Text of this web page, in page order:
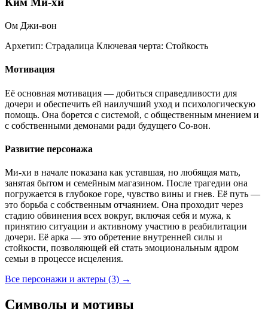
Ом Джи-вон
Архетип: Страдалица Ключевая черта: Стойкость
Мотивация
Её основная мотивация — добиться справедливости для
дочери и обеспечить ей наилучший уход и психологическую
помощь. Она борется с системой, с общественным мнением и
с собственными демонами ради будущего Со-вон.
Развитие персонажа
Ми-хи в начале показана как уставшая, но любящая мать,
занятая бытом и семейным магазином. После трагедии она
погружается в глубокое горе, чувство вины и гнев. Её путь —
это борьба с собственным отчаянием. Она проходит через
стадию обвинения всех вокруг, включая себя и мужа, к
принятию ситуации и активному участию в реабилитации
дочери. Её арка — это обретение внутренней силы и
стойкости, позволяющей ей стать эмоциональным ядром
семьи в процессе исцеления.
Все персонажи и актеры (3) →
Символы и мотивы